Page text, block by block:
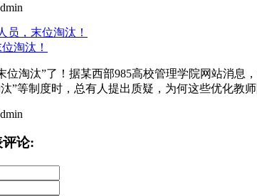
淘汰！
位淘汰”了！据某西部985高校管理学院网站消
”等制度时，总有人提出质疑，为何这些优化教
论: